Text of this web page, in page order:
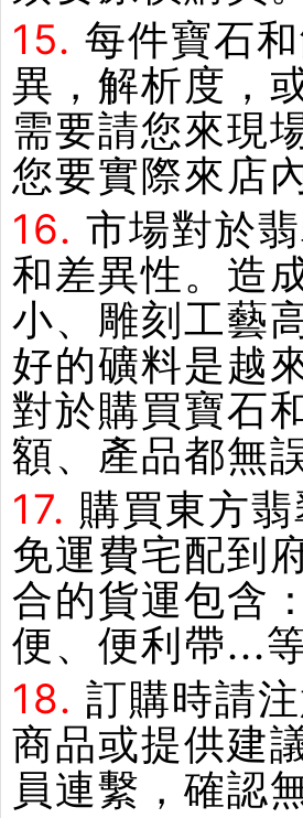
15. 每件寶石
異，解析度，
需要請您來現
您要實際來店
16. 市場對於
和差異性。造
小、雕刻工藝
好的礦料是越
對於購買寶石
額、產品都無
17. 購買東方
免運費宅配到
合的貨運包含
便、便利帶...
18. 訂購時請
商品或提供建
員連繫，確認